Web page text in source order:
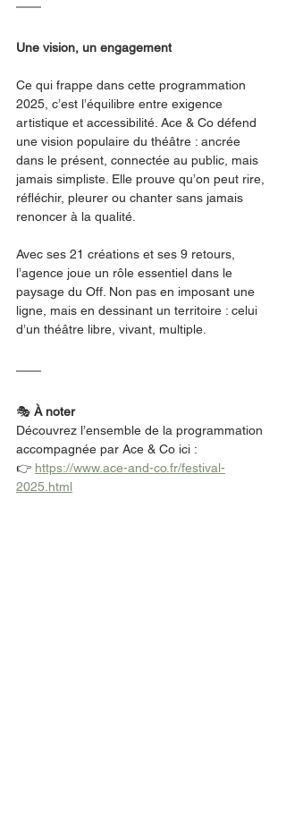
Une vision, un engagement
Ce qui frappe dans cette programmation
2025, c’est l’équilibre entre exigence
artistique et accessibilité. Ace & Co défend
une vision populaire du théâtre : ancrée
dans le présent, connectée au public, mais
jamais simpliste. Elle prouve qu’on peut rire,
réfléchir, pleurer ou chanter sans jamais
renoncer à la qualité.
Avec ses 21 créations et ses 9 retours,
l’agence joue un rôle essentiel dans le
paysage du Off. Non pas en imposant une
ligne, mais en dessinant un territoire : celui
d’un théâtre libre, vivant, multiple.
🎭 À noter
Découvrez l’ensemble de la programmation
accompagnée par Ace & Co ici :
👉 https://www.ace-and-co.fr/festival-
2025.html